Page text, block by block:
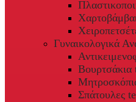
Γυναικολογικά
Βουρτσάκια
Σπάτουλες